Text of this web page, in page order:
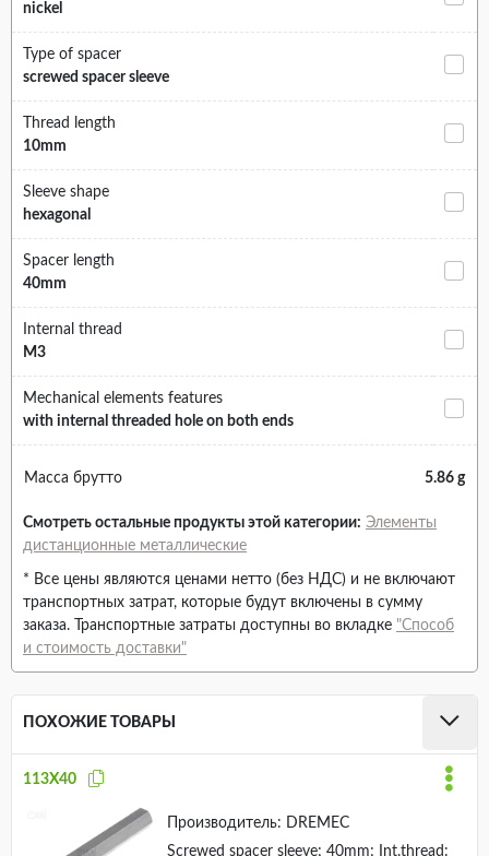
nickel
Type of spacer
screwed spacer sleeve
Thread length
10mm
Sleeve shape
hexagonal
Spacer length
40mm
Internal thread
M3
Mechanical elements features
with internal threaded hole on both ends
Масса брутто 5.86 g
Смотреть остальные продукты этой категории: Элементы
дистанционные металлические
* Все цены являются ценами нетто (без НДС) и не включают
транспортных затрат, которые будут включены в сумму
заказа. Транспортные затраты доступны во вкладке "Способ
и стоимость доставки"
ПОХОЖИЕ ТОВАРЫ
113X40
Производитель:
DREMEC
Screwed spacer sleeve; 40mm; Int.thread: